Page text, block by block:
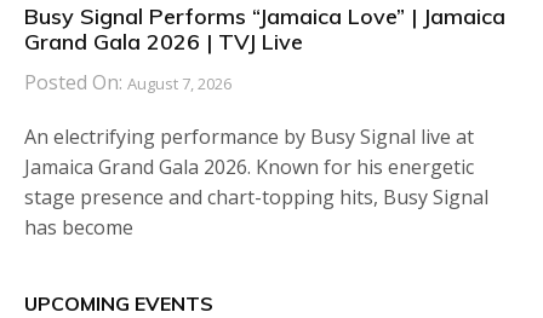
Busy Signal Performs “Jamaica Love” | Jamaica
Grand Gala 2026 | TVJ Live
Posted On: August 7, 2026
An electrifying performance by Busy Signal live at
Jamaica Grand Gala 2026. Known for his energetic
stage presence and chart-topping hits, Busy Signal
has become
UPCOMING EVENTS